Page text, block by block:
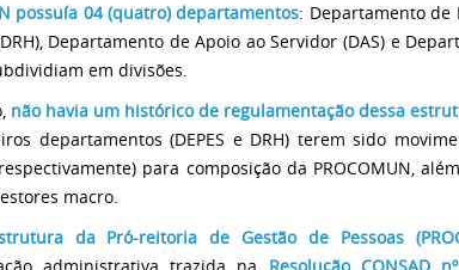
possuía 04 (quatro) departamentos: Departamento de
Departamento de Apoio ao Servidor (DAS) e
em divisões.
não havia um histórico de regulamentação dessa
departamentos (DEPES e DRH) terem sido
respectivamente) para composição da PROCOMUN,
macro.
da Pró-reitoria de Gestão de Pessoas